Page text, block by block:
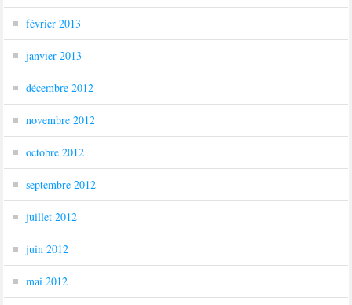
février 2013
janvier 2013
décembre 2012
novembre 2012
octobre 2012
septembre 2012
juillet 2012
juin 2012
mai 2012